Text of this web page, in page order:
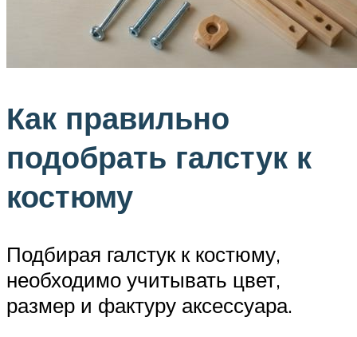
Как правильно
подобрать галстук к
костюму
Подбирая галстук к костюму,
необходимо учитывать цвет,
размер и фактуру аксессуара.